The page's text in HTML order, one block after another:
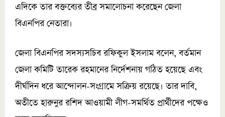
এদিকে তার বক্তব্যের তীব্র সমালোচনা করেছেন জেলা
বিএনপির নেতারা।
জেলা বিএনপির সদস্যসচিব রফিকুল ইসলাম বলেন, বর্তমান
জেলা কমিটি তারেক রহমানের নির্দেশনায় গঠিত হয়েছে এবং
দীর্ঘদিন ধরে আন্দোলন-সংগ্রামে সক্রিয় রয়েছে। তার দাবি,
অতীতে হারুনুর রশিদ আওয়ামী লীগ-সমর্থিত প্রার্থীদের পক্ষেও